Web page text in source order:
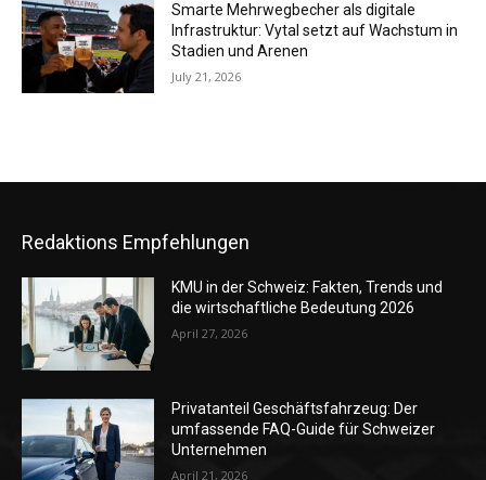
Smarte Mehrwegbecher als digitale
Infrastruktur: Vytal setzt auf Wachstum in
Stadien und Arenen
July 21, 2026
Redaktions Empfehlungen
KMU in der Schweiz: Fakten, Trends und
die wirtschaftliche Bedeutung 2026
April 27, 2026
Privatanteil Geschäftsfahrzeug: Der
umfassende FAQ-Guide für Schweizer
Unternehmen
April 21, 2026